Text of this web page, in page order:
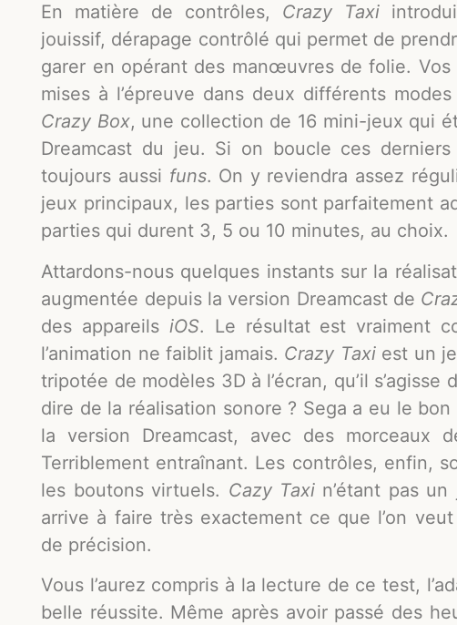
En matière de contrôles, Crazy Taxi
jouissif, dérapage contrôlé qui permet de
garer en opérant des manœuvres de folie.
mises à l’épreuve dans deux différents modes
Crazy Box, une collection de 16 mini-jeux qui
Dreamcast du jeu. Si on boucle ces
toujours aussi funs. On y reviendra assez
jeux principaux, les parties sont parfaitement
parties qui durent 3, 5 ou 10 minutes, au choix.
Attardons-nous quelques instants sur la
augmentée depuis la version Dreamcast de
des appareils iOS. Le résultat est vraiment
l’animation ne faiblit jamais. Crazy Taxiest un
tripotée de modèles 3D à l’écran, qu’il
dire de la réalisation sonore ? Sega a eu le
la version Dreamcast, avec des morceaux
Terriblement entraînant. Les contrôles, enfin,
les boutons virtuels. Cazy Taxin’étant pas un
arrive à faire très exactement ce que l’on
de précision.
Vous l’aurez compris à la lecture de ce test,
belle réussite. Même après avoir passé des